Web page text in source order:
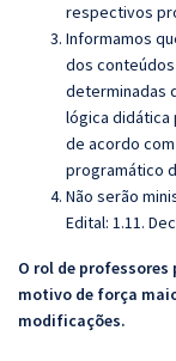
respectivos
Informamos
dos
determinadas
lógica didática
de acordo
programático
Não serão
Edital: 1.11.
O rol de
motivo de força
modificações.